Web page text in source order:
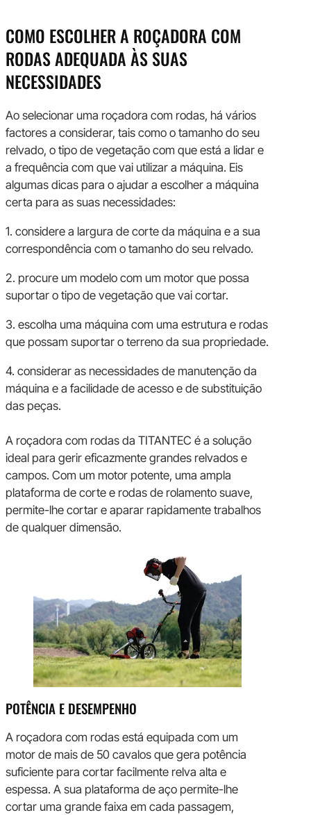
COMO ESCOLHER A ROÇADORA COM
RODAS ADEQUADA ÀS SUAS
NECESSIDADES
Ao selecionar uma roçadora com rodas, há vários
factores a considerar, tais como o tamanho do seu
relvado, o tipo de vegetação com que está a lidar e
a frequência com que vai utilizar a máquina. Eis
algumas dicas para o ajudar a escolher a máquina
certa para as suas necessidades:
1. considere a largura de corte da máquina e a sua
correspondência com o tamanho do seu relvado.
2. procure um modelo com um motor que possa
suportar o tipo de vegetação que vai cortar.
3. escolha uma máquina com uma estrutura e rodas
que possam suportar o terreno da sua propriedade.
4. considerar as necessidades de manutenção da
máquina e a facilidade de acesso e de substituição
das peças.
A roçadora com rodas da TITANTEC é a solução
ideal para gerir eficazmente grandes relvados e
campos. Com um motor potente, uma ampla
plataforma de corte e rodas de rolamento suave,
permite-lhe cortar e aparar rapidamente trabalhos
de qualquer dimensão.
POTÊNCIA E DESEMPENHO
A roçadora com rodas está equipada com um
motor de mais de 50 cavalos que gera potência
suficiente para cortar facilmente relva alta e
espessa. A sua plataforma de aço permite-lhe
cortar uma grande faixa em cada passagem,